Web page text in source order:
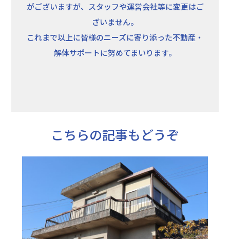
がございますが、スタッフや運営会社等に変更はご
ざいません。
これまで以上に皆様のニーズに寄り添った不動産・
解体サポートに努めてまいります。
こちらの記事もどうぞ